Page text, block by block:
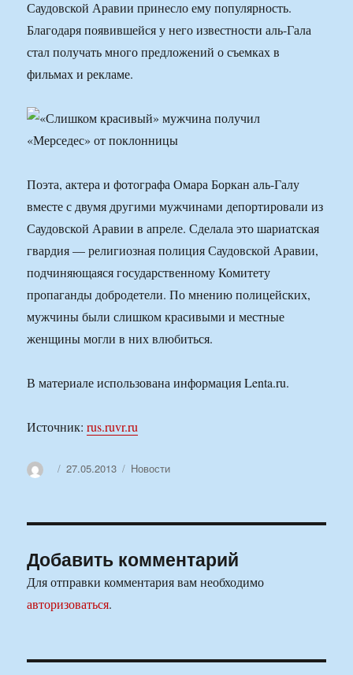
Саудовской Аравии принесло ему популярность.
Благодаря появившейся у него известности аль-Гала
стал получать много предложений о съемках в
фильмах и рекламе.
Поэта, актера и фотографа Омара Боркан аль-Галу
вместе с двумя другими мужчинами депортировали из
Саудовской Аравии в апреле. Сделала это шариатская
гвардия — религиозная полиция Саудовской Аравии,
подчиняющаяся государственному Комитету
пропаганды добродетели. По мнению полицейских,
мужчины были слишком красивыми и местные
женщины могли в них влюбиться.
В материале использована информация Lenta.ru.
Источник:rus.ruvr.ru
АвторОпубликовано
27.05.2013 Рубрики
Новости
Добавить комментарий
Для отправки комментария вам необходимо
авторизоваться.